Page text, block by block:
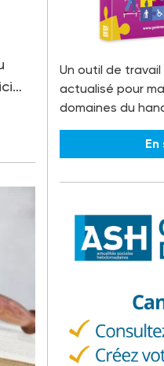
Un outil de
actualisé pour
domaines du
En